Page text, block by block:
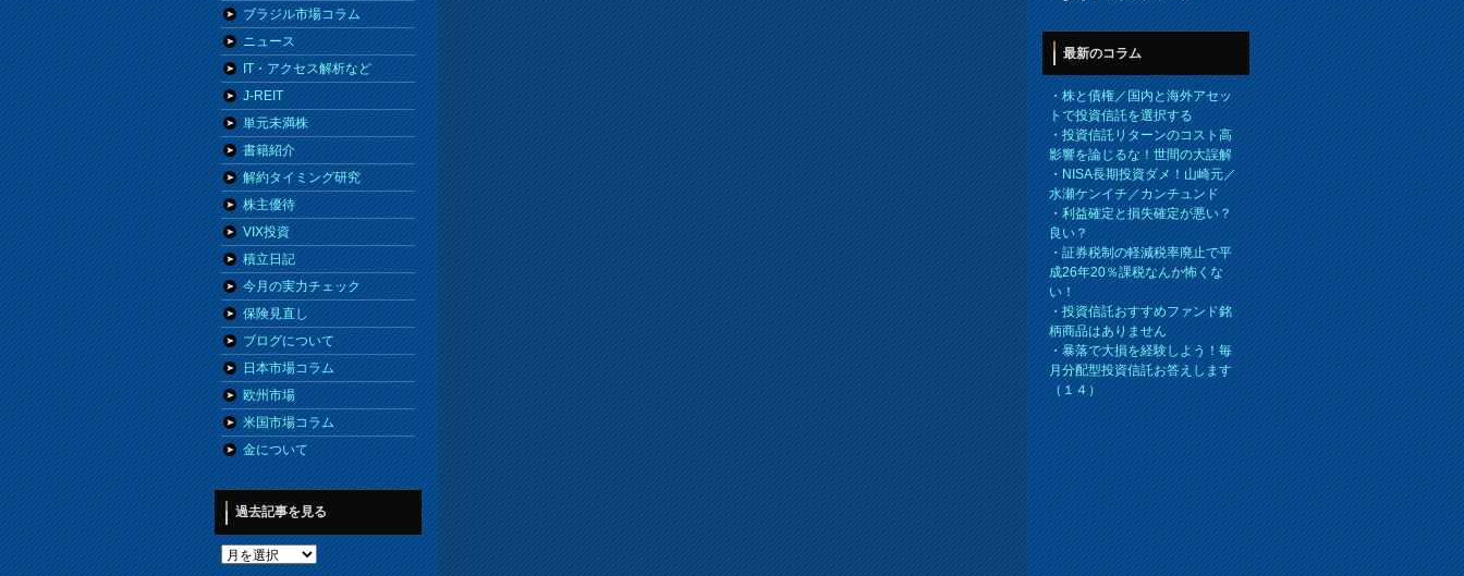
ブラジル市場コラム
ニュース
IT・アクセス解析など
J-REIT
単元未満株
書籍紹介
解約タイミング研究
株主優待
VIX投資
積立日記
今月の実力チェック
保険見直し
ブログについて
日本市場コラム
欧州市場
米国市場コラム
金について
過去記事を見る
最新のコラム
・株と債権／国内と海外アセッ
トで投資信託を選択する
・投資信託リターンのコスト高
影響を論じるな！世間の大誤解
・NISA長期投資ダメ！山崎元／
水瀬ケンイチ／カンチュンド
・利益確定と損失確定が悪い？
良い？
・証券税制の軽減税率廃止で平
成26年20％課税なんか怖くな
い！
・投資信託おすすめファンド銘
柄商品はありません
・暴落で大損を経験しよう！毎
月分配型投資信託お答えします
（１４）